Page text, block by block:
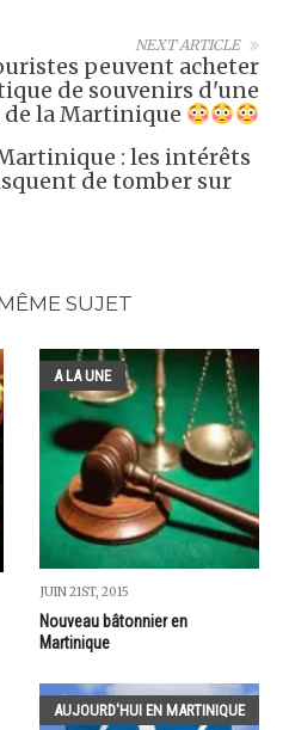
NEXT ARTICLE
peuvent acheter
de souvenirs d'une
la Martinique
: les intérêts
de tomber sur
SUJET
A LA UNE
JUIN 21ST, 2015
Nouveau bâtonnier en
Martinique
AUJOURD'HUI EN MARTINIQUE